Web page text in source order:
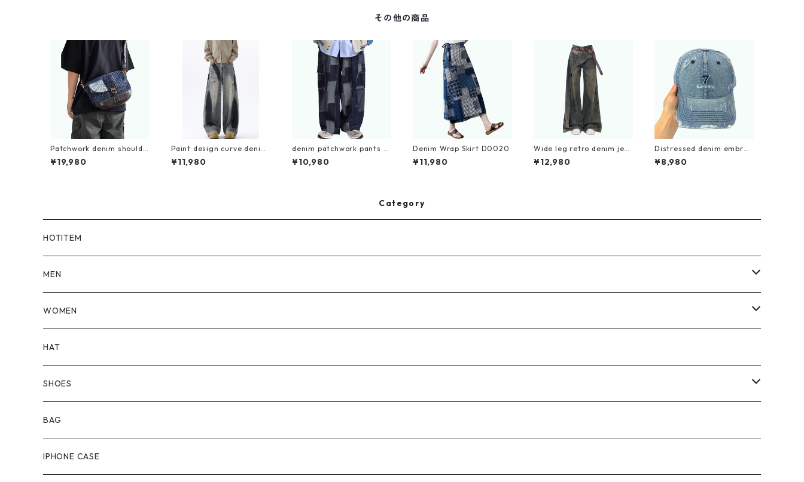
その他の商品
Patchwork denim shoulde
r bag D0110
¥19,980
Paint design curve denim
jeans D0191
¥11,980
denim patchwork pants D
0117
¥10,980
Denim Wrap Skirt D0020
¥11,980
Wide leg retro denim jea
ns D0175
¥12,980
Distressed denim embroi
dery cap D0212
¥8,980
Category
HOTITEM
MEN
TOPS
BOTTOMS
OUTER
WOMEN
TOPS
BOTTOMS
ONEPIECE
OUTER
HAT
SHOES
ブーツ
スニーカー
BAG
IPHONE CASE